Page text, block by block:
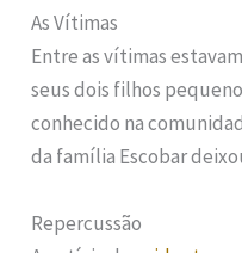
As Vítimas
Entre as vítimas
seus dois filhos
conhecido na
da família Escobar
Repercussão